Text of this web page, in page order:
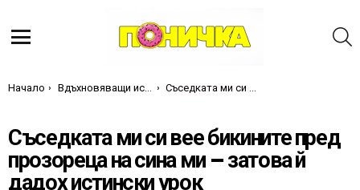
Ти си тук:
Начало Вдъхновяващи истории Съседката ми си вее бикините пред прозореца на сина ми – затова й дадох истински урок
Съседката ми си вее бикините пред
прозореца на сина ми – затова й
дадох истински урок